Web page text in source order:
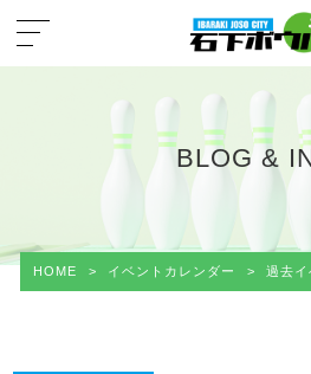
BLOG &
HOME > イベントカレンダー > 過去イ